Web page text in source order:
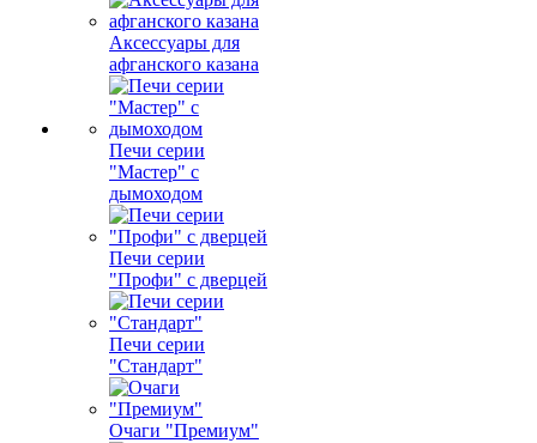
Аксессуары для
афганского казана
Печи серии
"Мастер" с
дымоходом
Печи серии
"Профи" с дверцей
Печи серии
"Стандарт"
Очаги "Премиум"